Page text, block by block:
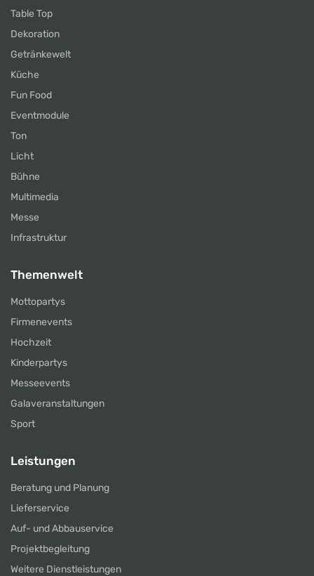
Table Top
Dekoration
Getränkewelt
Küche
Fun Food
Eventmodule
Ton
Licht
Bühne
Multimedia
Messe
Infrastruktur
Themenwelt
Mottopartys
Firmenevents
Hochzeit
Kinderpartys
Messeevents
Galaveranstaltungen
Sport
Leistungen
Beratung und Planung
Lieferservice
Auf- und Abbauservice
Projektbegleitung
Weitere Dienstleistungen